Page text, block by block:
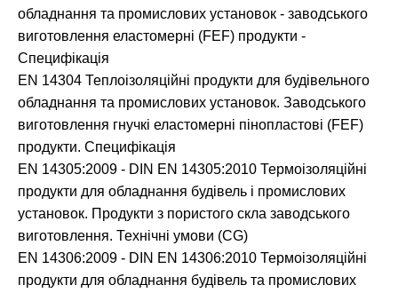
обладнання та промислових установок - заводського
виготовлення еластомерні (FEF) продукти -
Специфікація
EN 14304 Теплоізоляційні продукти для будівельного
обладнання та промислових установок. Заводського
виготовлення гнучкі еластомерні пінопластові (FEF)
продукти. Специфікація
EN 14305:2009 - DIN EN 14305:2010 Термоізоляційні
продукти для обладнання будівель і промислових
установок. Продукти з пористого скла заводського
виготовлення. Технічні умови (CG)
EN 14306:2009 - DIN EN 14306:2010 Термоізоляційні
продукти для обладнання будівель та промислових